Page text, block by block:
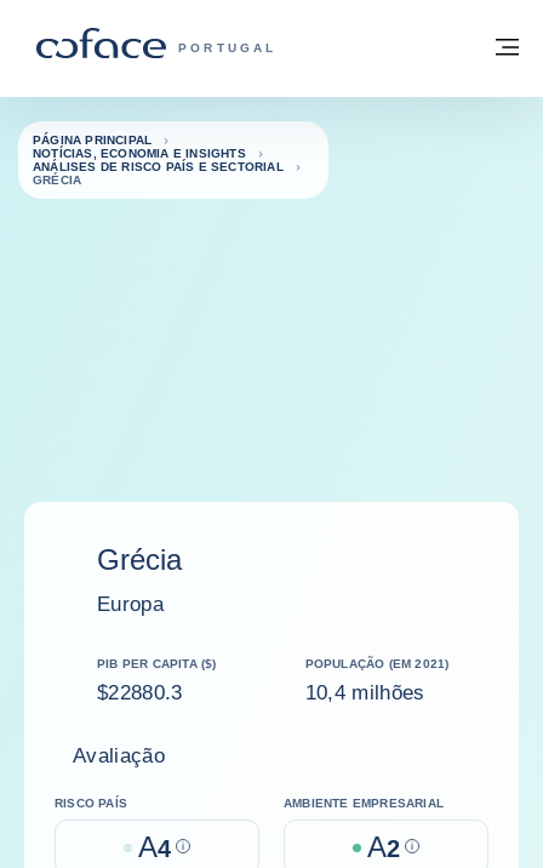
COFACE FOR TRADE - HOMEPAGE DO
PORTUGAL
Voltar à página principal
PÁGINA PRINCIPAL
NOTÍCIAS, ECONOMIA E INSIGHTS
ANÁLISES DE RISCO PAÍS E SECTORIAL
GRÉCIA
Grécia
Europa
PIB PER CAPITA ($)
$22880.3
POPULAÇÃO (EM 2021)
10,4 milhões
Avaliação
RISCO PAÍS
A4 Help
AMBIENTE EMPRESARIAL
A2 Help